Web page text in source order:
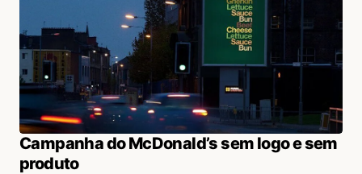
Campanha do McDonald’s sem logo e sem
produto